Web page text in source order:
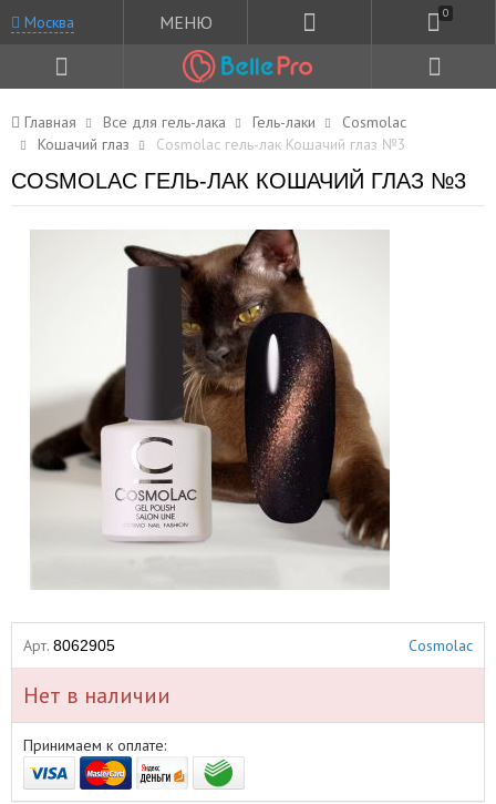
Москва МЕНЮ 0
Главная Все для гель-лака Гель-лаки
Cosmolac
Кошачий глаз
Cosmolac гель-лак Кошачий глаз №3
COSMOLAC ГЕЛЬ-ЛАК КОШАЧИЙ ГЛАЗ №3
Арт. 8062905 Cosmolac
Нет в наличии
Принимаем к оплате: